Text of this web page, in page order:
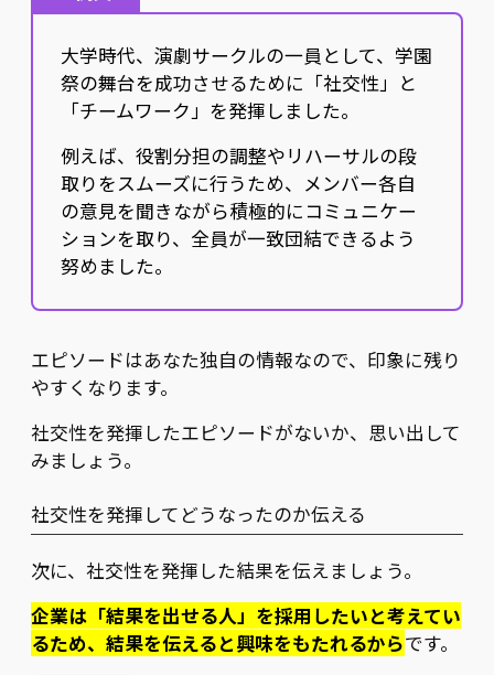
大学時代、演劇サークルの一員として、学園
祭の舞台を成功させるために「社交性」と
「チームワーク」を発揮しました。
例えば、役割分担の調整やリハーサルの段
取りをスムーズに行うため、メンバー各自
の意見を聞きながら積極的にコミュニケー
ションを取り、全員が一致団結できるよう
努めました。
エピソードはあなた独自の情報なので、印象に残り
やすくなります。
社交性を発揮したエピソードがないか、思い出して
みましょう。
社交性を発揮してどうなったのか伝える
次に、社交性を発揮した結果を伝えましょう。
企業は「結果を出せる人」を採用したいと考えてい
るため、結果を伝えると興味をもたれるからです。